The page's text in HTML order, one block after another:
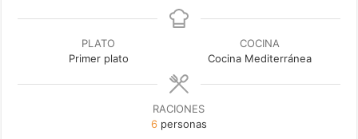
PLATO
Primer plato
COCINA
Cocina Mediterránea
RACIONES
6 personas